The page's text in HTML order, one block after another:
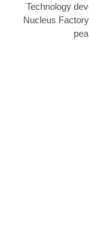
Technology
Nucleus